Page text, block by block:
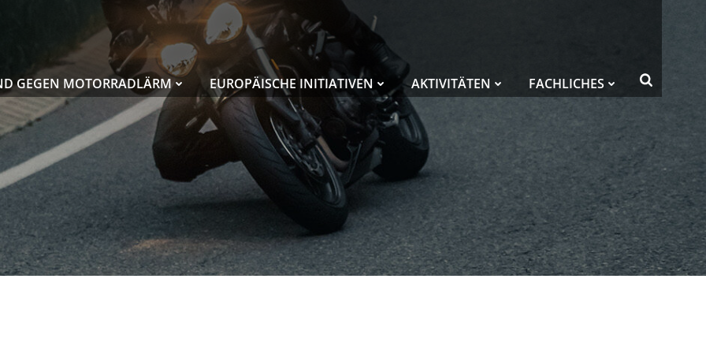
GEGEN MOTORRADLÄRM EUROPÄISCHE INITIATIVEN AKTIVITÄTEN FACHLICHES